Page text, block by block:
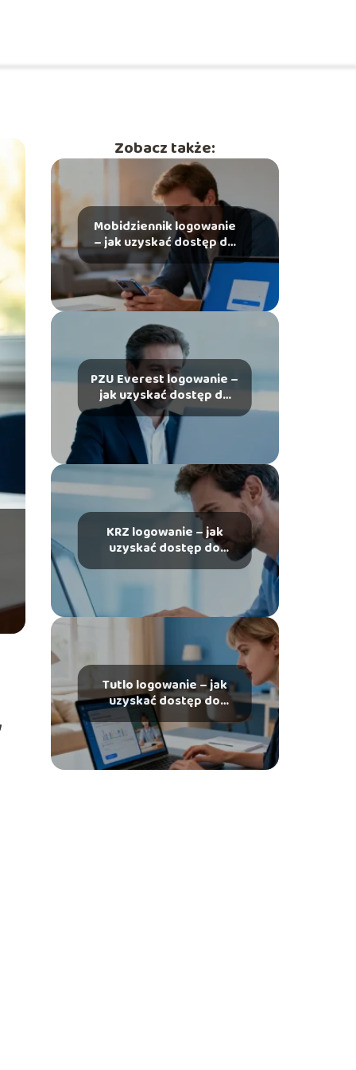
Zobacz także:
Mobidziennik logowanie
– jak uzyskać dostęp do
konta?
PZU Everest logowanie –
jak uzyskać dostęp do
platformy?
KRZ logowanie – jak
uzyskać dostęp do
systemu?
Tutlo logowanie – jak
uzyskać dostęp do
platformy?